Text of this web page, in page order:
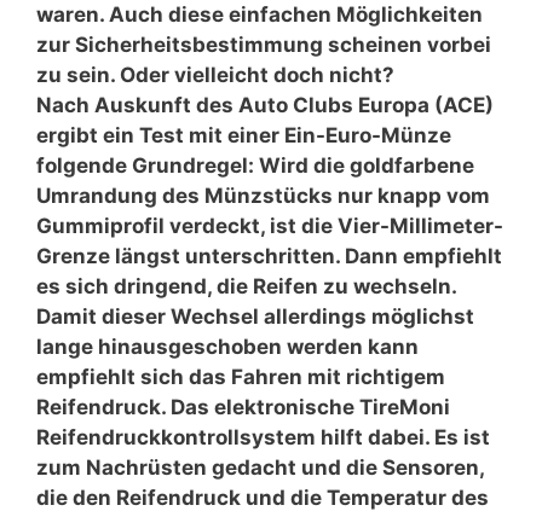
waren. Auch diese einfachen Möglichkeiten
zur Sicherheitsbestimmung scheinen vorbei
zu sein. Oder vielleicht doch nicht?
Nach Auskunft des Auto Clubs Europa (ACE)
ergibt ein Test mit einer Ein-Euro-Münze
folgende Grundregel: Wird die goldfarbene
Umrandung des Münzstücks nur knapp vom
Gummiprofil verdeckt, ist die Vier-Millimeter-
Grenze längst unterschritten. Dann empfiehlt
es sich dringend, die Reifen zu wechseln.
Damit dieser Wechsel allerdings möglichst
lange hinausgeschoben werden kann
empfiehlt sich das Fahren mit richtigem
Reifendruck. Das elektronische TireMoni
Reifendruckkontrollsystem hilft dabei. Es ist
zum Nachrüsten gedacht und die Sensoren,
die den Reifendruck und die Temperatur des